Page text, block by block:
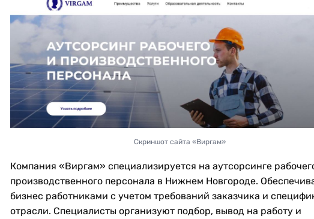
Скриншот сайта «Виргам»
Компания «Виргам» специализируется на аутсорсинге
производственного персонала в Нижнем Новгороде.
бизнес работниками с учетом требований заказчика и
отрасли. Специалисты организуют подбор, вывод на работу и